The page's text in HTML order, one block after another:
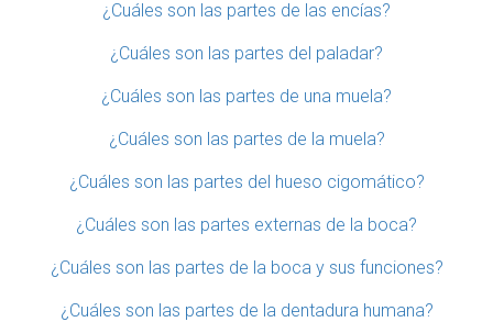
¿Cuáles son las partes de las encías?
¿Cuáles son las partes del paladar?
¿Cuáles son las partes de una muela?
¿Cuáles son las partes de la muela?
¿Cuáles son las partes del hueso cigomático?
¿Cuáles son las partes externas de la boca?
¿Cuáles son las partes de la boca y sus funciones?
¿Cuáles son las partes de la dentadura humana?